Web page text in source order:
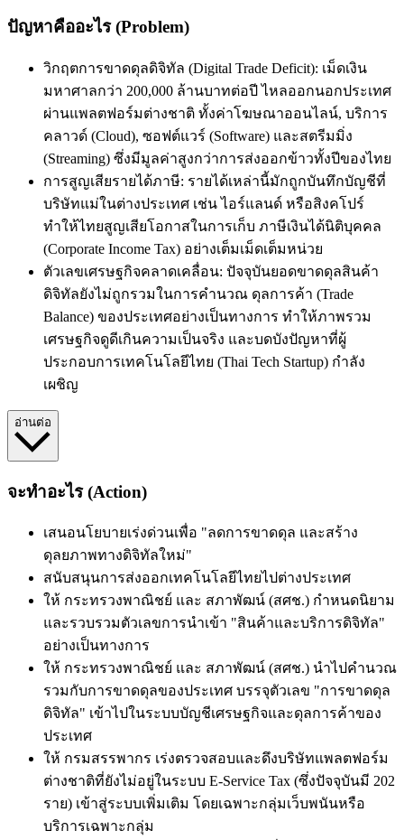
ปัญหาคืออะไร (Problem)
วิกฤตการขาดดุลดิจิทัล (Digital Trade Deficit): เม็ดเงิน
มหาศาลกว่า 200,000 ล้านบาทต่อปี ไหลออกนอกประเทศ
ผ่านแพลตฟอร์มต่างชาติ ทั้งค่าโฆษณาออนไลน์, บริการ
คลาวด์ (Cloud), ซอฟต์แวร์ (Software) และสตรีมมิ่ง
(Streaming) ซึ่งมีมูลค่าสูงกว่าการส่งออกข้าวทั้งปีของไทย
การสูญเสียรายได้ภาษี: รายได้เหล่านี้มักถูกบันทึกบัญชีที่
บริษัทแม่ในต่างประเทศ เช่น ไอร์แลนด์ หรือสิงคโปร์
ทำให้ไทยสูญเสียโอกาสในการเก็บ ภาษีเงินได้นิติบุคคล
(Corporate Income Tax) อย่างเต็มเม็ดเต็มหน่วย
ตัวเลขเศรษฐกิจคลาดเคลื่อน: ปัจจุบันยอดขาดดุลสินค้า
ดิจิทัลยังไม่ถูกรวมในการคำนวณ ดุลการค้า (Trade
Balance) ของประเทศอย่างเป็นทางการ ทำให้ภาพรวม
เศรษฐกิจดูดีเกินความเป็นจริง และบดบังปัญหาที่ผู้
ประกอบการเทคโนโลยีไทย (Thai Tech Startup) กำลัง
เผชิญ
อ่านต่อ
จะทำอะไร (Action)
เสนอนโยบายเร่งด่วนเพื่อ "ลดการขาดดุล และสร้าง
ดุลยภาพทางดิจิทัลใหม่"
สนับสนุนการส่งออกเทคโนโลยีไทยไปต่างประเทศ
ให้ กระทรวงพาณิชย์ และ สภาพัฒน์ (สศช.) กำหนดนิยาม
และรวบรวมตัวเลขการนำเข้า "สินค้าและบริการดิจิทัล"
อย่างเป็นทางการ
ให้ กระทรวงพาณิชย์ และ สภาพัฒน์ (สศช.) นำไปคำนวณ
รวมกับการขาดดุลของประเทศ บรรจุตัวเลข "การขาดดุล
ดิจิทัล" เข้าไปในระบบบัญชีเศรษฐกิจและดุลการค้าของ
ประเทศ
ให้ กรมสรรพากร เร่งตรวจสอบและดึงบริษัทแพลตฟอร์ม
ต่างชาติที่ยังไม่อยู่ในระบบ E-Service Tax (ซึ่งปัจจุบันมี 202
ราย) เข้าสู่ระบบเพิ่มเติม โดยเฉพาะกลุ่มเว็บพนันหรือ
บริการเฉพาะกลุ่ม